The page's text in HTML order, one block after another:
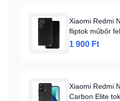
Xiaomi Redmi
fliptok műbőr
1 900 Ft
Xiaomi Redmi
Carbon Elite